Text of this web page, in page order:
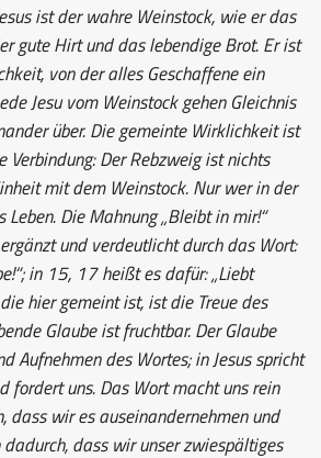
ist der wahre Weinstock, wie er das
gute Hirt und das lebendige Brot. Er ist
von der alles Geschaffene ein
Jesu vom Weinstock gehen Gleichnis
über. Die gemeinte Wirklichkeit ist
Verbindung: Der Rebzweig ist nichts
mit dem Weinstock. Nur wer in der
Die Mahnung „Bleibt in mir!“
und verdeutlicht durch das Wort:
in 15, 17 heißt es dafür: „Liebt
hier gemeint ist, ist die Treue des
Glaube ist fruchtbar. Der Glaube
Aufnehmen des Wortes; in Jesus spricht
fordert uns. Das Wort macht uns rein
dass wir es auseinandernehmen und
dadurch, dass wir unser zwiespältiges